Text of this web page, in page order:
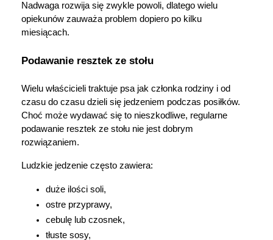
Nadwaga rozwija się zwykle powoli, dlatego wielu
opiekunów zauważa problem dopiero po kilku
miesiącach.
Podawanie resztek ze stołu
Wielu właścicieli traktuje psa jak członka rodziny i od
czasu do czasu dzieli się jedzeniem podczas posiłków.
Choć może wydawać się to nieszkodliwe, regularne
podawanie resztek ze stołu nie jest dobrym
rozwiązaniem.
Ludzkie jedzenie często zawiera:
duże ilości soli,
ostre przyprawy,
cebulę lub czosnek,
tłuste sosy,